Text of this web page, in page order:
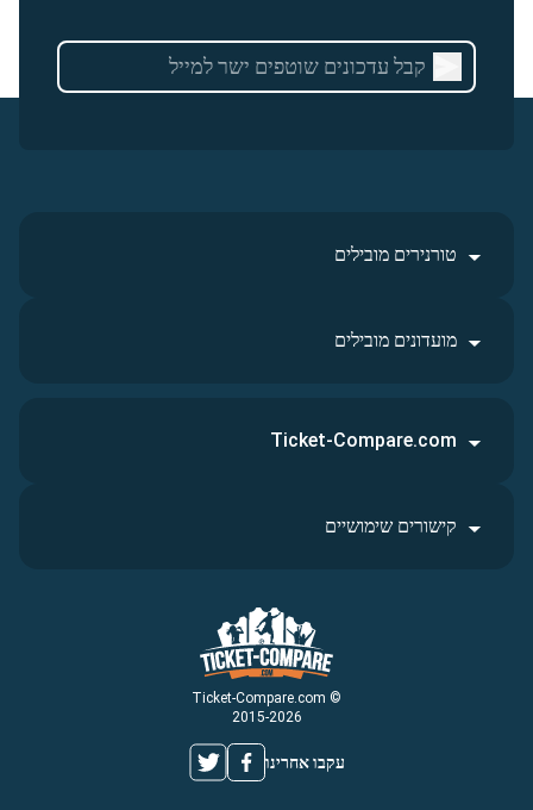
טורנירים מובילים
מועדונים מובילים
© Ticket-Compare.com
2015-2026
עקבו אחרינו
Ticket-Compare.com
קישורים שימושיים